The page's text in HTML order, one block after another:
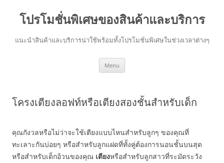
โปรโมชั่นพิเศษของสินค้าและบริการ
แนะนำสินค้าและบริการน่าใช้พร้อมทั้งโปรโมชั่นพิเศษในช่วงเวลาต่างๆ
Menu
โครงเตียงลอฟท์หรือเตียงสองชั้นสำหรับเด็ก
คุณกังวลหรือไม่ว่าจะใช้เตียงแบบไหนสำหรับลูกๆ ของคุณที่
ทะเลาะกันบ่อยๆ หรือสำหรับลูกแฝดที่ทั้งคู่ต้องการนอนชั้นบนสุด
หรือสำหรับเด็กอ้วนของคุณ เตียงหรือสำหรับลูกสาวที่ระมัดระวัง